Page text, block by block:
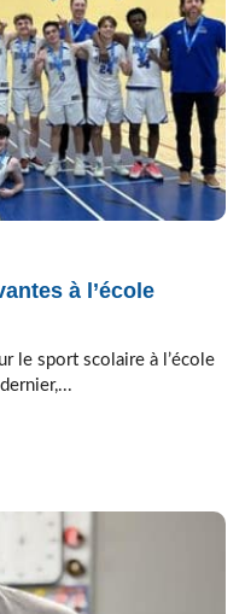
à l’école
le sport scolaire à l’école